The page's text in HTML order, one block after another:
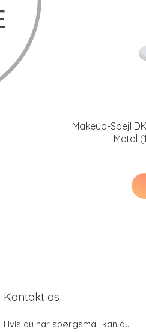
Makeup-Spejl
Metal
Kontakt os
Hvis du har spørgsmål, kan du